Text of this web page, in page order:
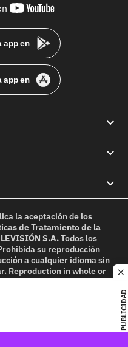
PUBLICIDAD
youtube-
app en
app en
la aceptación de los
de Tratamiento de la
S.A.Todos los
su reproducción
a cualquier idioma sin
Reproduction in whole or
written permission is